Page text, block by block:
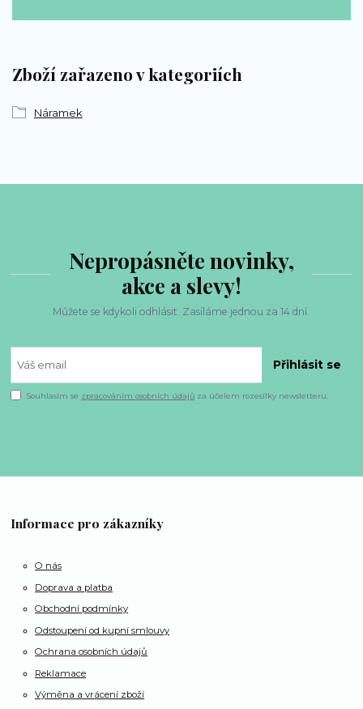
Zboží zařazeno v kategoriích
Náramek
Nepropásněte novinky,
akce a slevy!
Můžete se kdykoli odhlásit. Zasíláme jednou za 14 dní.
Přihlásit se
Souhlasím se zpracováním osobních údajů za účelem rozesílky newsletteru.
Informace pro zákazníky
O nás
Doprava a platba
Obchodní podmínky
Odstoupení od kupní smlouvy
Ochrana osobních údajů
Reklamace
Výměna a vrácení zboží